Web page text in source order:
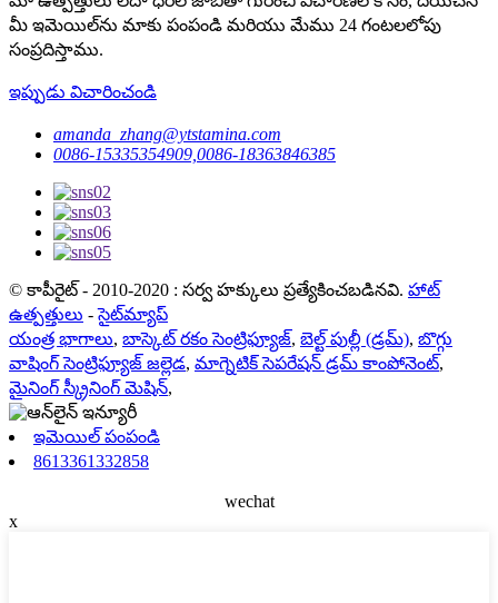
మీ ఇమెయిల్‌ను మాకు పంపండి మరియు మేము 24 గంటలలోపు
సంప్రదిస్తాము.
ఇప్పుడు విచారించండి
amanda_zhang@ytstamina.com
0086-15335354909,0086-18363846385
© కాపీరైట్ - 2010-2020 : సర్వ హక్కులు ప్రత్యేకించబడినవి. హాట్
ఉత్పత్తులు -సైట్‌మ్యాప్
యంత్ర భాగాలు, బాస్కెట్ రకం సెంట్రిఫ్యూజ్, బెల్ట్ పుల్లీ (డ్రమ్), బొగ్గు
వాషింగ్ సెంట్రిఫ్యూజ్ జల్లెడ, మాగ్నెటిక్ సెపరేషన్ డ్రమ్ కాంపోనెంట్,
మైనింగ్ స్క్రీనింగ్ మెషిన్,
ఇమెయిల్ పంపండి
8613361332858
wechat
x